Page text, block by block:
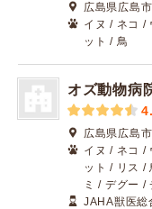
広島県広島
イヌ / ネコ /
ット / 鳥
オズ動物病
広島県広島
イヌ / ネコ /
ット / リス /
ミ / デグー /
JAHA獣医総